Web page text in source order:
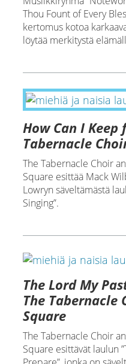
Thou Fount of Every
kertomus kotoa
löytää merkitystä
How Can I
Tabernacle
The Tabernacle Choir
Square esittää Mack
Lowryn säveltämästä
Singing”.
The Lord My
The Tabernacle
Square
The Tabernacle Choir
Square esittävät laulun